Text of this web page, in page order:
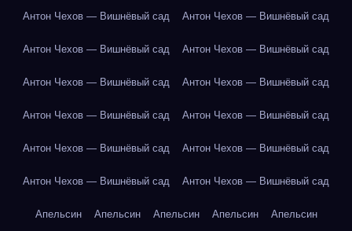
Антон Чехов — Вишнёвый сад Антон Чехов — Вишнёвый сад
Антон Чехов — Вишнёвый сад Антон Чехов — Вишнёвый сад
Антон Чехов — Вишнёвый сад Антон Чехов — Вишнёвый сад
Антон Чехов — Вишнёвый сад Антон Чехов — Вишнёвый сад
Антон Чехов — Вишнёвый сад Антон Чехов — Вишнёвый сад
Антон Чехов — Вишнёвый сад Антон Чехов — Вишнёвый сад
Апельсин Апельсин Апельсин Апельсин Апельсин